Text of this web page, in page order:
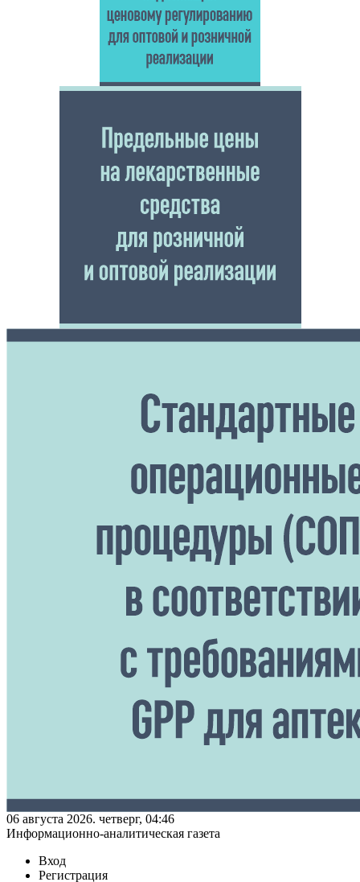
06 августа 2026. четверг, 04:46
Информационно-аналитическая газета
Вход
Регистрация